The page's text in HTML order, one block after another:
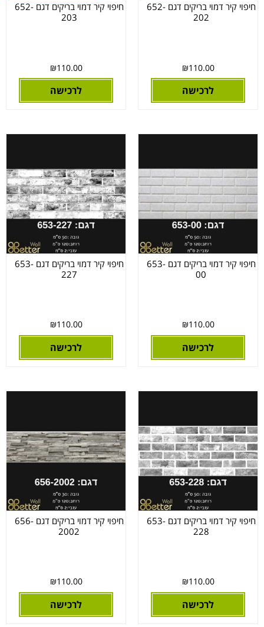
חיפוי קיר דמוי בריקים דגם 652-
202
₪110.00
לרכישה
חיפוי קיר דמוי בריקים דגם 652-
203
₪110.00
לרכישה
חיפוי קיר דמוי בריקים דגם 653-
00
₪110.00
לרכישה
חיפוי קיר דמוי בריקים דגם 653-
227
₪110.00
לרכישה
חיפוי קיר דמוי בריקים דגם 653-
228
₪110.00
לרכישה
חיפוי קיר דמוי בריקים דגם 656-
2002
₪110.00
לרכישה